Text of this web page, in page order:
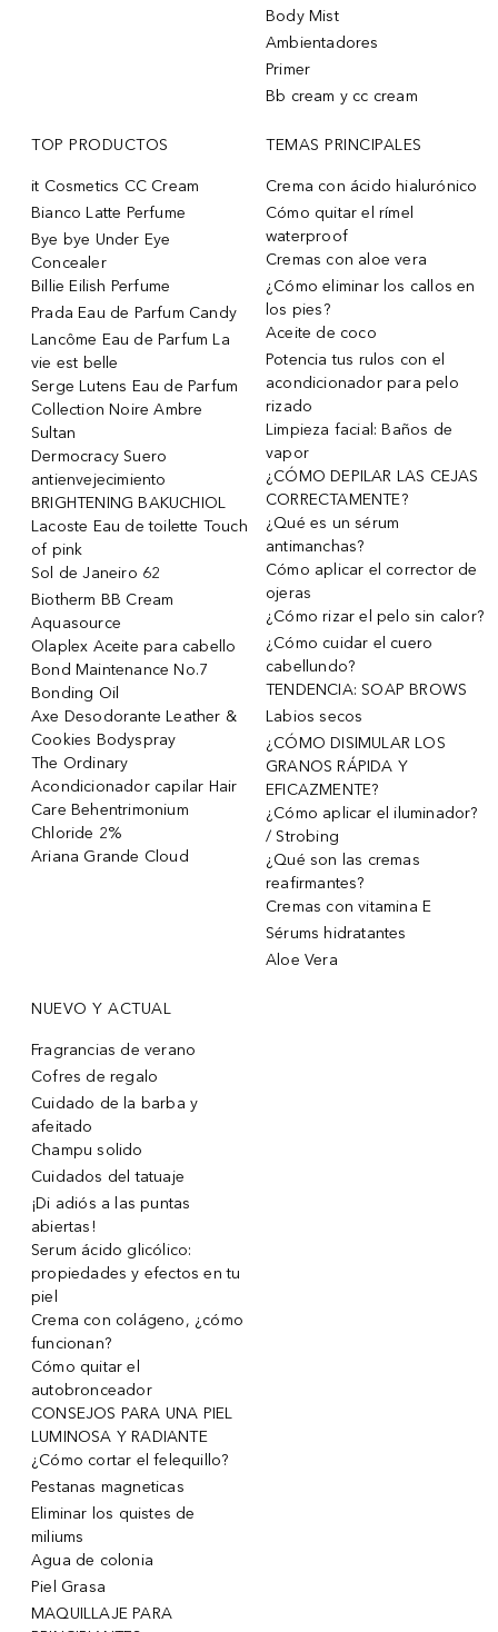
Body Mist
Ambientadores
Primer
Bb cream y cc cream
TOP PRODUCTOS
it Cosmetics CC Cream
Bianco Latte Perfume
Bye bye Under Eye
Concealer
Billie Eilish Perfume
Prada Eau de Parfum Candy
Lancôme Eau de Parfum La
vie est belle
Serge Lutens Eau de Parfum
Collection Noire Ambre
Sultan
Dermocracy Suero
antienvejecimiento
BRIGHTENING BAKUCHIOL
Lacoste Eau de toilette Touch
of pink
Sol de Janeiro 62
Biotherm BB Cream
Aquasource
Olaplex Aceite para cabello
Bond Maintenance No.7
Bonding Oil
Axe Desodorante Leather &
Cookies Bodyspray
The Ordinary
Acondicionador capilar Hair
Care Behentrimonium
Chloride 2%
Ariana Grande Cloud
TEMAS PRINCIPALES
Crema con ácido hialurónico
Cómo quitar el rímel
waterproof
Cremas con aloe vera
¿Cómo eliminar los callos en
los pies?
Aceite de coco
Potencia tus rulos con el
acondicionador para pelo
rizado
Limpieza facial: Baños de
vapor
¿CÓMO DEPILAR LAS CEJAS
CORRECTAMENTE?
¿Qué es un sérum
antimanchas?
Cómo aplicar el corrector de
ojeras
¿Cómo rizar el pelo sin calor?
¿Cómo cuidar el cuero
cabellundo?
TENDENCIA: SOAP BROWS
Labios secos
¿CÓMO DISIMULAR LOS
GRANOS RÁPIDA Y
EFICAZMENTE?
¿Cómo aplicar el iluminador?
/ Strobing
¿Qué son las cremas
reafirmantes?
Cremas con vitamina E
Sérums hidratantes
Aloe Vera
NUEVO Y ACTUAL
Fragrancias de verano
Cofres de regalo
Cuidado de la barba y
afeitado
Champu solido
Cuidados del tatuaje
¡Di adiós a las puntas
abiertas!
Serum ácido glicólico:
propiedades y efectos en tu
piel
Crema con colágeno, ¿cómo
funcionan?
Cómo quitar el
autobronceador
CONSEJOS PARA UNA PIEL
LUMINOSA Y RADIANTE
¿Cómo cortar el felequillo?
Pestanas magneticas
Eliminar los quistes de
miliums
Agua de colonia
Piel Grasa
MAQUILLAJE PARA